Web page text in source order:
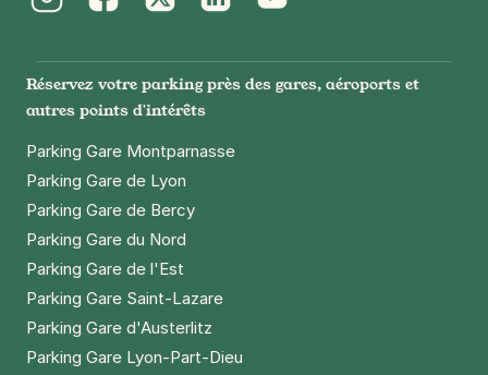
Réservez votre parking près des gares, aéroports et
autres points d'intérêts
Parking Gare Montparnasse
Parking Gare de Lyon
Parking Gare de Bercy
Parking Gare du Nord
Parking Gare de l'Est
Parking Gare Saint-Lazare
Parking Gare d'Austerlitz
Parking Gare Lyon-Part-Dieu